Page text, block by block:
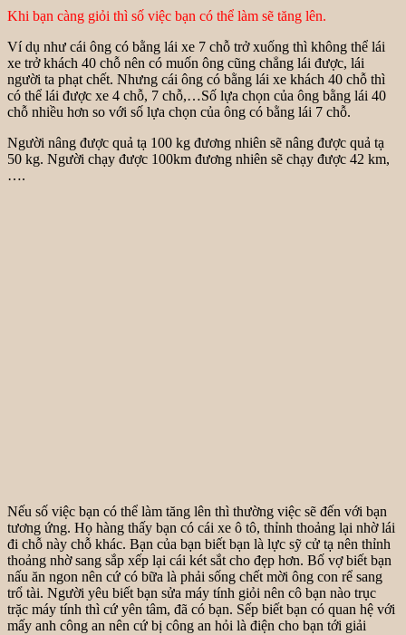
Khi bạn càng giỏi thì số việc bạn có thể làm sẽ tăng lên.
Ví dụ như cái ông có bằng lái xe 7 chỗ trở xuống thì không thể lái
xe trở khách 40 chỗ nên có muốn ông cũng chẳng lái được, lái
người ta phạt chết. Nhưng cái ông có bằng lái xe khách 40 chỗ thì
có thể lái được xe 4 chỗ, 7 chỗ,…Số lựa chọn của ông bằng lái 40
chỗ nhiều hơn so với số lựa chọn của ông có bằng lái 7 chỗ.
Người nâng được quả tạ 100 kg đương nhiên sẽ nâng được quả tạ
50 kg. Người chạy được 100km đương nhiên sẽ chạy được 42 km,
….
Nếu số việc bạn có thể làm tăng lên thì thường việc sẽ đến với bạn
tương ứng. Họ hàng thấy bạn có cái xe ô tô, thỉnh thoảng lại nhờ lái
đi chỗ này chỗ khác. Bạn của bạn biết bạn là lực sỹ cử tạ nên thỉnh
thoảng nhờ sang sắp xếp lại cái két sắt cho đẹp hơn. Bố vợ biết bạn
nấu ăn ngon nên cứ có bữa là phải sống chết mời ông con rể sang
trổ tài. Người yêu biết bạn sửa máy tính giỏi nên cô bạn nào trục
trặc máy tính thì cứ yên tâm, đã có bạn. Sếp biết bạn có quan hệ với
mấy anh công an nên cứ bị công an hỏi là điện cho bạn tới giải